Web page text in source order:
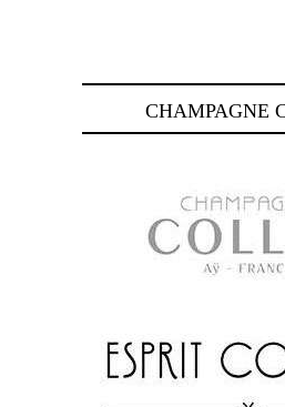
CHAMPAGNE